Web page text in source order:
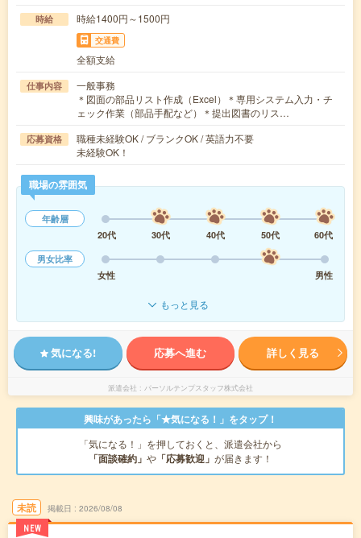
時給 時給1400円～1500円
交通費
全額支給
仕事内容
一般事務
＊図面の部品リスト作成（Excel）＊専用システム入力・チ
ェック作業（部品手配など）＊提出図書のリス…
応募資格
職種未経験OK / ブランクOK / 英語力不要
未経験OK！
職場の雰囲気
年齢層
20代
30代 40代 50代
60代
男女比率
女性
男性
もっと見る
気になる! 応募へ進む 詳しく見る
派遣会社 パーソルテンプスタッフ株式会社
興味があったら「★気になる！」をタップ！
「気になる！」を押しておくと、派遣会社から
「面談確約」 や 「応募歓迎」 が届きます！
未読
NEW
掲載日 2026/08/08